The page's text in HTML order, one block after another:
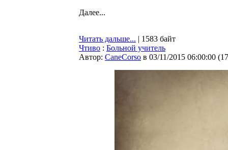
Далее...
Читать дальше... | 1583 байт
Чтиво : Больной учитель
Автор: CaneCorso в 03/11/2015 06:00:00 (